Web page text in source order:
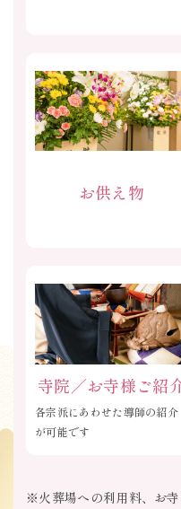
お供え物
寺院／お寺様ご紹
各宗派にあわせた導師の紹介
が可能です
※火葬場への利用料、お